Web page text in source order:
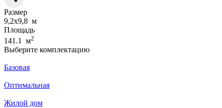
Размер
9,2х9,8 м
Площадь
141.1 м2
Выберите комплектацию
Базовая
Оптимальная
Жилой дом